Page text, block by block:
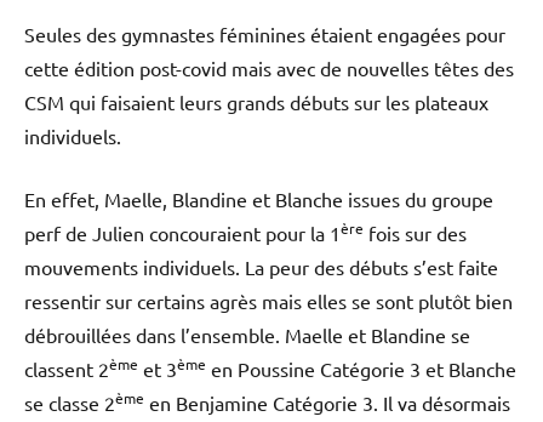
Seules des gymnastes féminines étaient engagées pour
cette édition post-covid mais avec de nouvelles têtes des
CSM qui faisaient leurs grands débuts sur les plateaux
individuels.
En effet, Maelle, Blandine et Blanche issues du groupe
perf de Julien concouraient pour la 1ère fois sur des
mouvements individuels. La peur des débuts s’est faite
ressentir sur certains agrès mais elles se sont plutôt bien
débrouillées dans l’ensemble. Maelle et Blandine se
classent 2ème et 3ème en Poussine Catégorie 3 et Blanche
se classe 2ème en Benjamine Catégorie 3. Il va désormais